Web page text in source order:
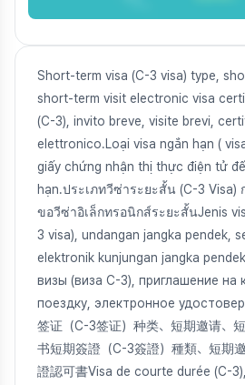
Short-term visa (C-3 visa) type,
short-term visit electronic visa
(C-3), invito breve, visite brevi,
elettronico.Loại visa ngắn hạn (
giấy chứng nhận thị thực điện tử
hạn.ประเภทวีซ่าระยะสั้น (C-3 Visa)
ขอวีซ่าอิเล็กทรอนิกส์ระยะสั้นJenis
3 visa), undangan jangka pendek,
elektronik kunjungan jangka
визы (виза С-3), приглашение на
поездку, электронное
签证（C-3签证）种类、短期邀请、
书短期簽證（C-3簽證）種類、短期
證認可書Visa de courte durée (C-